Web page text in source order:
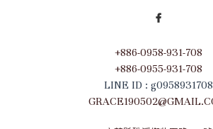
+886-0958-931-708
+886-0955-931-708
LINE ID : g0958931708